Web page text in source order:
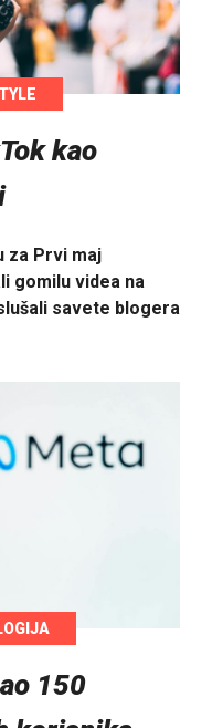
kao
za Prvi maj
gomilu videa na
savete blogera
150